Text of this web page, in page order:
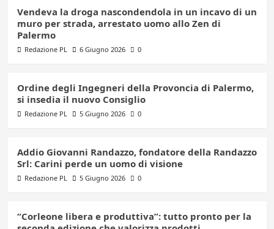
Vendeva la droga nascondendola in un incavo di un
muro per strada, arrestato uomo allo Zen di
Palermo
Redazione PL 6 Giugno 2026 0
Ordine degli Ingegneri della Provoncia di Palermo,
si insedia il nuovo Consiglio
Redazione PL 5 Giugno 2026 0
Addio Giovanni Randazzo, fondatore della Randazzo
Srl: Carini perde un uomo di visione
Redazione PL 5 Giugno 2026 0
“Corleone libera e produttiva”: tutto pronto per la